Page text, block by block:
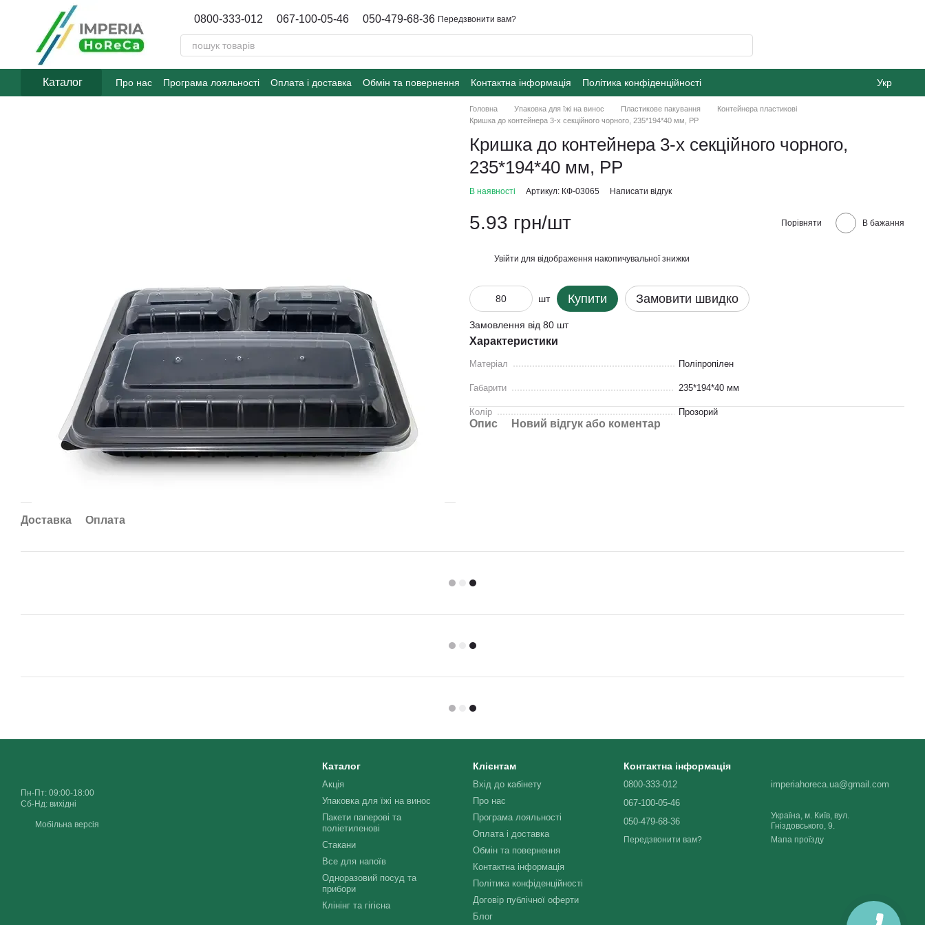
Перейти до основного контенту
0800-333-012 067-100-05-46 050-479-68-36 Передзвонити вам?
Каталог Про нас Програма лояльності Оплата і доставка Обмін та повернення Контактна інформація
Політика конфіденційності
Договір публічної оферти
Блог
Укр
Доставка Оплата
Головна Упаковка для їжі на винос Пластикове пакування
Контейнера пластикові
Кришка до контейнера 3-х секційного чорного, 235*194*40 мм, РР
Кришка до контейнера 3-х секційного чорного,
235*194*40 мм, РР
В наявності Артикул: КФ-03065 Написати відгук
5.93 грн/шт Порівняти В бажання
Увійти для відображення накопичувальної знижки
шт Купити Замовити швидко
Замовлення від 80 шт
Характеристики
Матеріал Поліпропілен
Габарити 235*194*40 мм
Колір Прозорий
Опис Новий відгук або коментар
Пн-Пт: 09:00-18:00
Сб-Нд: вихідні
Мобільна версія
Каталог
Акція
Упаковка для їжі на винос
Пакети паперові та
поліетиленові
Стакани
Все для напоїв
Одноразовий посуд та
прибори
Клінінг та гігієна
Клієнтам
Вхід до кабінету
Про нас
Програма лояльності
Оплата і доставка
Обмін та повернення
Контактна інформація
Політика конфіденційності
Договір публічної оферти
Блог
Контактна інформація
0800-333-012
067-100-05-46
050-479-68-36
Передзвонити вам?
imperiahoreca.ua@gmail.com
Україна, м. Київ, вул.
Гніздовського, 9.
Мапа проїзду